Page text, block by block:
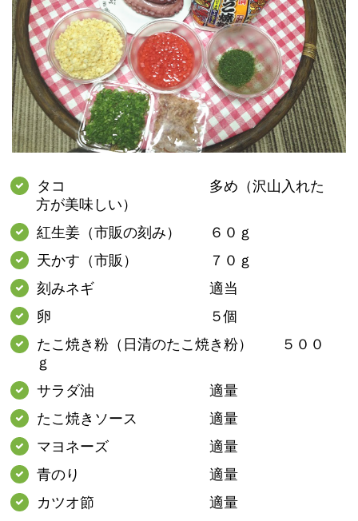
タコ 多め（沢山入れた
方が美味しい）
紅生姜（市販の刻み） ６０ｇ
天かす（市販） ７０ｇ
刻みネギ 適当
卵 ５個
たこ焼き粉（日清のたこ焼き粉） ５００
ｇ
サラダ油 適量
たこ焼きソース 適量
マヨネーズ 適量
青のり 適量
カツオ節 適量